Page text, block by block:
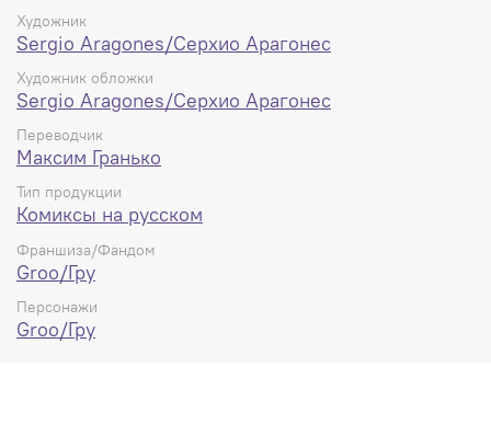
Художник
Sergio Aragones/Серхио Арагонес
Художник обложки
Sergio Aragones/Серхио Арагонес
Переводчик
Максим Гранько
Тип продукции
Комиксы на русском
Франшиза/Фандом
Groo/Гру
Персонажи
Groo/Гру